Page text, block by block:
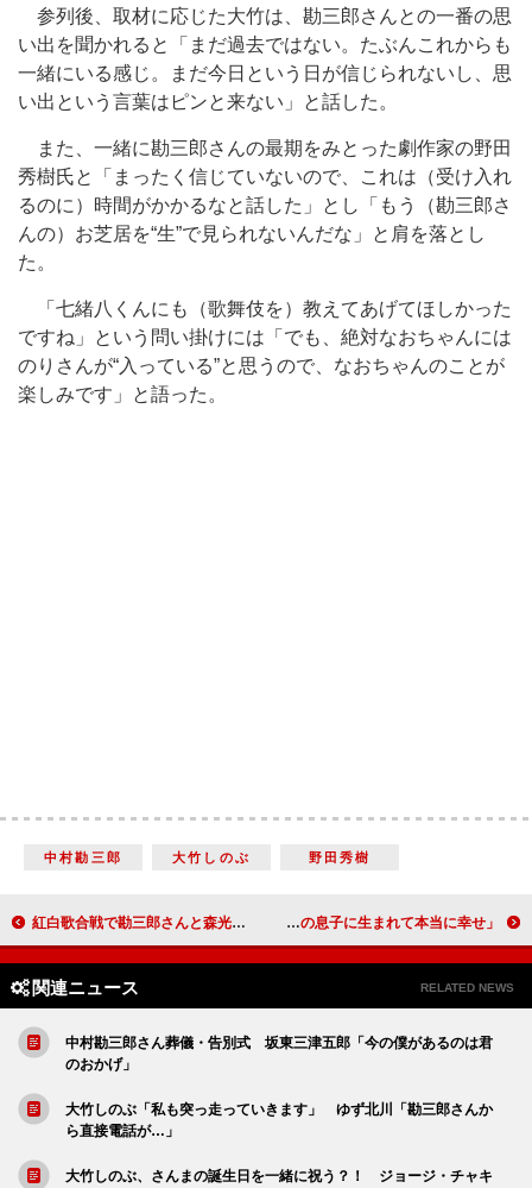
参列後、取材に応じた大竹は、勘三郎さんとの一番の思
い出を聞かれると「まだ過去ではない。たぶんこれからも
一緒にいる感じ。まだ今日という日が信じられないし、思
い出という言葉はピンと来ない」と話した。
また、一緒に勘三郎さんの最期をみとった劇作家の野田
秀樹氏と「まったく信じていないので、これは（受け入れ
るのに）時間がかかるなと話した」とし「もう（勘三郎さ
んの）お芝居を“生”で見られないんだな」と肩を落とし
た。
「七緒八くんにも（歌舞伎を）教えてあげてほしかった
ですね」という問い掛けには「でも、絶対なおちゃんには
のりさんが“入っている”と思うので、なおちゃんのことが
楽しみです」と語った。
中村勘三郎 大竹しのぶ 野田秀樹
紅白歌合戦で勘三郎さんと森光子さんを追悼 和田アキ子「心を込めて歌いたい」 中村勘九郎・七之助、決意新たに 「勘三郎の息子に生まれて本当に幸せ」
関連ニュース RELATED NEWS
中村勘三郎さん葬儀・告別式 坂東三津五郎「今の僕があるのは君
のおかげ」
大竹しのぶ「私も突っ走っていきます」 ゆず北川「勘三郎さんか
ら直接電話が…」
大竹しのぶ、さんまの誕生日を一緒に祝う？！ ジョージ・チャキ